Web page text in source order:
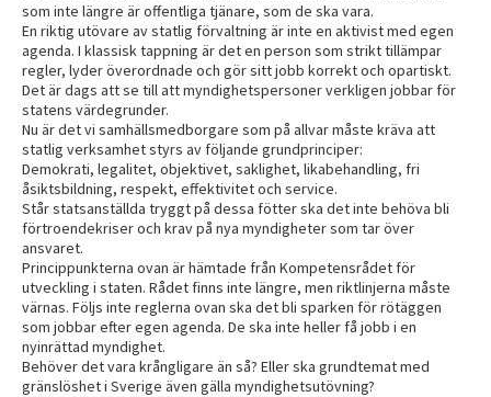
som inte längre är offentliga tjänare, som de ska vara.
En riktig utövare av statlig förvaltning är inte en aktivist med egen
agenda. I klassisk tappning är det en person som strikt tillämpar
regler, lyder överordnade och gör sitt jobb korrekt och opartiskt.
Det är dags att se till att myndighetspersoner verkligen jobbar för
statens värdegrunder.
Nu är det vi samhällsmedborgare som på allvar måste kräva att
statlig verksamhet styrs av följande grundprinciper:
Demokrati, legalitet, objektivet, saklighet, likabehandling, fri
åsiktsbildning, respekt, effektivitet och service.
Står statsanställda tryggt på dessa fötter ska det inte behöva bli
förtroendekriser och krav på nya myndigheter som tar över
ansvaret.
Princippunkterna ovan är hämtade från Kompetensrådet för
utveckling i staten. Rådet finns inte längre, men riktlinjerna måste
värnas. Följs inte reglerna ovan ska det bli sparken för rötäggen
som jobbar efter egen agenda. De ska inte heller få jobb i en
nyinrättad myndighet.
Behöver det vara krångligare än så? Eller ska grundtemat med
gränslöshet i Sverige även gälla myndighetsutövning?